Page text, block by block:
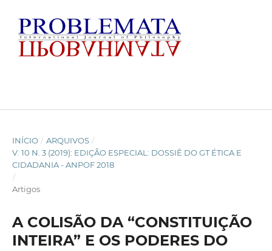
INÍCIO / ARQUIVOS /
V. 10 N. 3 (2019): EDIÇÃO ESPECIAL: DOSSIÊ DO GT ÉTICA E
CIDADANIA - ANPOF 2018
/
Artigos
A COLISÃO DA “CONSTITUIÇÃO
INTEIRA” E OS PODERES DO